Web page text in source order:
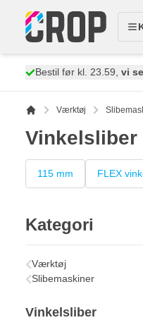
Bestil før kl. 23.59, vi
Værktøj
Vinkelsliber
115 mm FLEX
Kategori
Værktøj
Slibemaskiner
Vinkelsliber